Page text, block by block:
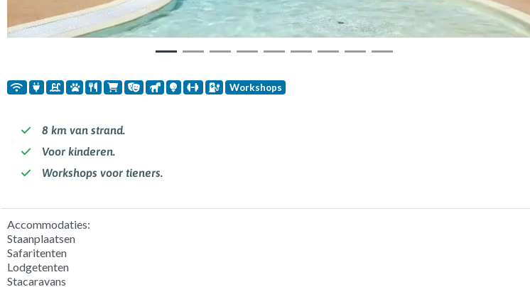
Workshops
8 km van strand.
Voor kinderen.
Workshops voor tieners.
Accommodaties:
Staanplaatsen
Safaritenten
Lodgetenten
Stacaravans